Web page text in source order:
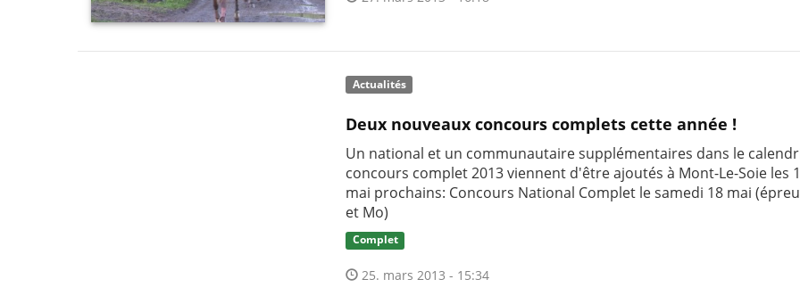
Actualités
Deux nouveaux concours complets cette année !
Un national et un communautaire supplémentaires dans le
concours complet 2013 viennent d'être ajoutés à Mont-Le-Soie les
mai prochains: Concours National Complet le samedi 18 mai
et Mo)
Complet
25. mars 2013 - 15:34